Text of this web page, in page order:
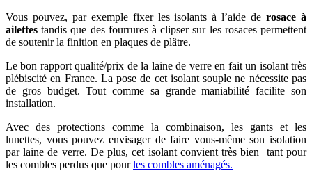
Vous pouvez, par exemple fixer les isolants à l’aide derosace à
ailettes tandis que des fourrures à clipser sur les rosaces permettent
de soutenir la finition en plaques de plâtre.
Le bon rapport qualité/prix de la laine de verre en fait un isolant très
plébiscité en France. La pose de cet isolant souple ne nécessite pas
de gros budget. Tout comme sa grande maniabilité facilite son
installation.
Avec des protections comme la combinaison, les gants et les
lunettes, vous pouvez envisager de faire vous-même son isolation
par laine de verre. De plus, cet isolant convient très bien tant pour
les combles perdus que pourles combles aménagés.